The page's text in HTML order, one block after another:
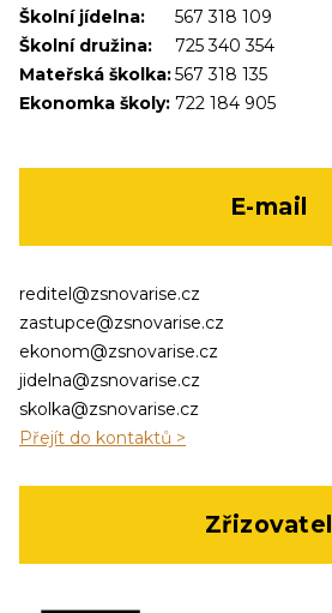
Školní jídelna:
567 318 109
Školní družina:
725 340 354
Mateřská školka:567 318 135
Ekonomka školy: 722 184 905
E-mail
reditel@zsnovarise.cz
zastupce@zsnovarise.cz
ekonom@zsnovarise.cz
jidelna@zsnovarise.cz
skolka@zsnovarise.cz
Přejít do kontaktů >
Zřizovatel